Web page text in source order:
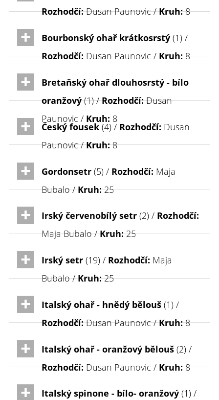
Rozhodčí:Dusan Paunovic /Kruh:8
Bourbonský ohař krátkosrstý (1) /
Rozhodčí:Dusan Paunovic /Kruh:8
Bretaňský ohař dlouhosrstý - bílo
oranžový(1) /Rozhodčí:Dusan
Paunovic / Kruh: 8
Český fousek (4) / Rozhodčí: Dusan
Paunovic /Kruh:8
Gordonsetr (5) / Rozhodčí: Maja
Bubalo /Kruh:25
Irský červenobílý setr (2) / Rozhodčí:
Maja Bubalo /Kruh:25
Irský setr (19) / Rozhodčí: Maja
Bubalo /Kruh:25
Italský ohař - hnědý bělouš (1) /
Rozhodčí:Dusan Paunovic /Kruh:8
Italský ohař - oranžový bělouš (2) /
Rozhodčí:Dusan Paunovic /Kruh:8
Italský spinone - bílo- oranžový (1) /